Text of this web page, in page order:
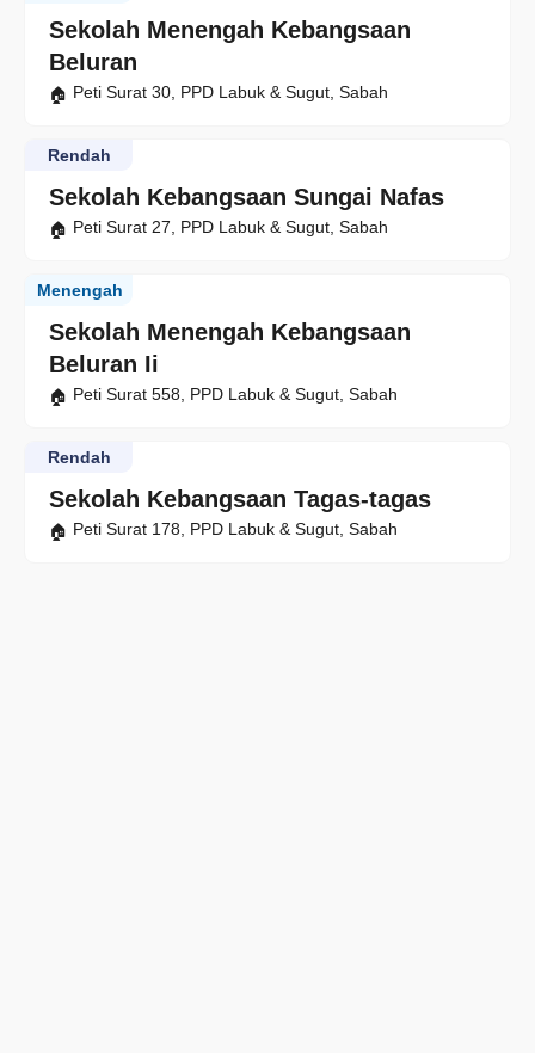
Sekolah Menengah Kebangsaan
Beluran
Peti Surat 30, PPD Labuk & Sugut, Sabah
Sekolah Kebangsaan Sungai Nafas
Rendah
Peti Surat 27, PPD Labuk & Sugut, Sabah
Sekolah Menengah Kebangsaan
Beluran Ii
Menengah
Peti Surat 558, PPD Labuk & Sugut, Sabah
Sekolah Kebangsaan Tagas-tagas
Rendah
Peti Surat 178, PPD Labuk & Sugut, Sabah